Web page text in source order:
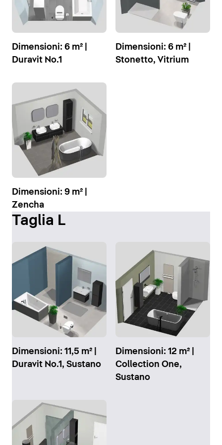
Dimensioni: 6 m² |
Duravit No.1
Dimensioni: 6 m² |
Stonetto, Vitrium
Dimensioni: 9 m² |
Zencha
Taglia L
Dimensioni: 11,5 m² |
Duravit No.1, Sustano
Dimensioni: 12 m² |
Collection One,
Sustano